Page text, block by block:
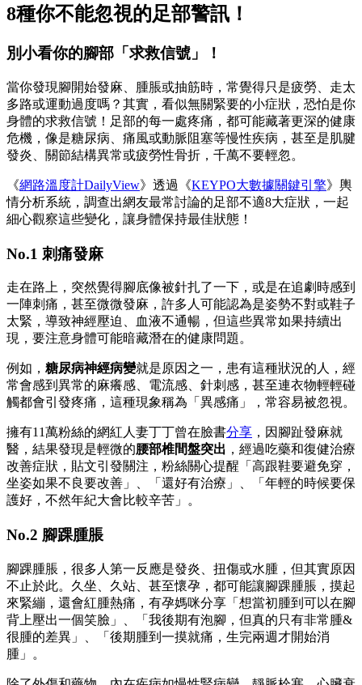
8種你不能忽視的足部警訊！
別小看你的腳部「求救信號」！
當你發現腳開始發麻、腫脹或抽筋時，常覺得只是疲勞、走太
多路或運動過度嗎？其實，看似無關緊要的小症狀，恐怕是你
身體的求救信號！足部的每一處疼痛，都可能藏著更深的健康
危機，像是糖尿病、痛風或動脈阻塞等慢性疾病，甚至是肌腱
發炎、關節結構異常或疲勞性骨折，千萬不要輕忽。
《網路溫度計DailyView》透過《KEYPO大數據關鍵引擎》輿
情分析系統，調查出網友最常討論的足部不適8大症狀，一起
細心觀察這些變化，讓身體保持最佳狀態！
No.1 刺痛發麻
走在路上，突然覺得腳底像被針扎了一下，或是在追劇時感到
一陣刺痛，甚至微微發麻，許多人可能認為是姿勢不對或鞋子
太緊，導致神經壓迫、血液不通暢，但這些異常如果持續出
現，要注意身體可能暗藏潛在的健康問題。
例如， 糖尿病神經病變就是原因之一，患有這種狀況的人，經
常會感到異常的麻癢感、電流感、針刺感，甚至連衣物輕輕碰
觸都會引發疼痛，這種現象稱為「異感痛」，常容易被忽視。
擁有11萬粉絲的網紅人妻丁丁曾在臉書分享 ，因腳趾發麻就
醫，結果發現是輕微的腰部椎間盤突出 ，經過吃藥和復健治療
改善症狀，貼文引發關注，粉絲關心提醒「高跟鞋要避免穿，
坐姿如果不良要改善」、「還好有治療」、「年輕的時候要保
護好，不然年紀大會比較辛苦」。
No.2 腳踝腫脹
腳踝腫脹，很多人第一反應是發炎、扭傷或水腫，但其實原因
不止於此。久坐、久站、甚至懷孕，都可能讓腳踝腫脹，摸起
來緊繃，還會紅腫熱痛，有孕媽咪分享「想當初腫到可以在腳
背上壓出一個笑臉」、「我後期有泡腳，但真的只有非常腫&
很腫的差異」、「後期腫到一摸就痛，生完兩週才開始消
腫」。